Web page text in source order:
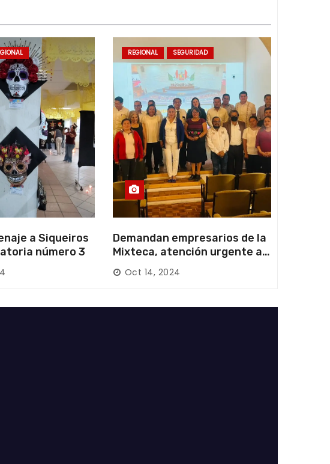
a Siqueiros
número 3
REGIONAL SEGURIDAD
Demandan empresarios de la
Mixteca, atención urgente a
las carreteras locales y
federales
Oct 14, 2024